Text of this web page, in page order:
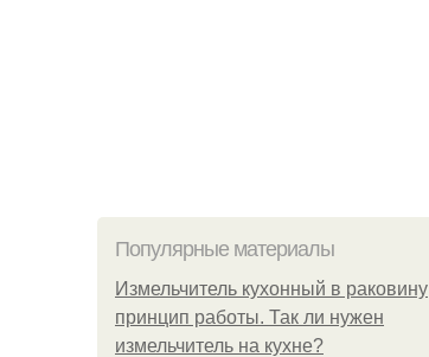
Популярные материалы
Измельчитель кухонный в раковину
принцип работы. Так ли нужен
измельчитель на кухне?